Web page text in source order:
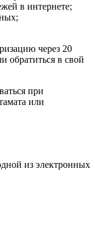
в интернете;
через 20
обратиться в свой
при
или
из электронных